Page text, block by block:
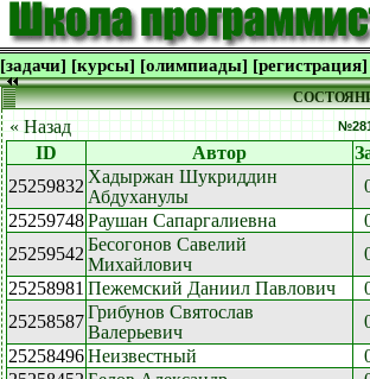
[задачи] [курсы] [олимпиады] [регистрация]
« Назад
ID Автор
25259832 Хадыржан Шукриддин
Абдуханулы
25259748Раушан Сапаргалиевна
25259542 Бесогонов Савелий
Михайлович
25258981 Пежемский Даниил Павлович
25258587Грибунов Святослав
Валерьевич
25258496Неизвестный